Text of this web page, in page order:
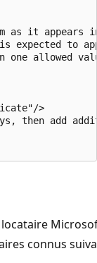
as it appears
expected to
one allowed
>
then add
locataire
connus